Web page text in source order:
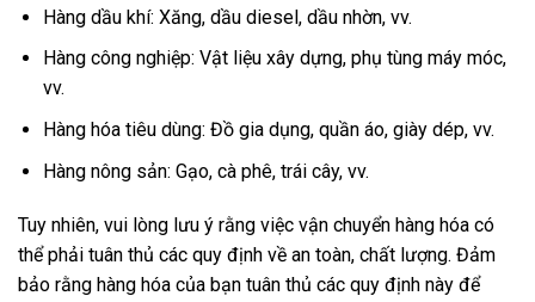
Hàng dầu khí: Xăng, dầu diesel, dầu nhờn, vv.
Hàng công nghiệp: Vật liệu xây dựng, phụ tùng máy móc,
vv.
Hàng hóa tiêu dùng: Đồ gia dụng, quần áo, giày dép, vv.
Hàng nông sản: Gạo, cà phê, trái cây, vv.
Tuy nhiên, vui lòng lưu ý rằng việc vận chuyển hàng hóa có
thể phải tuân thủ các quy định về an toàn, chất lượng. Đảm
bảo rằng hàng hóa của bạn tuân thủ các quy định này để